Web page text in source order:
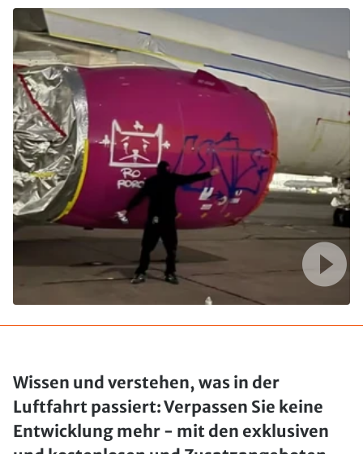
Wissen und verstehen, was in der
Luftfahrt passiert: Verpassen Sie keine
Entwicklung mehr - mit den exklusiven